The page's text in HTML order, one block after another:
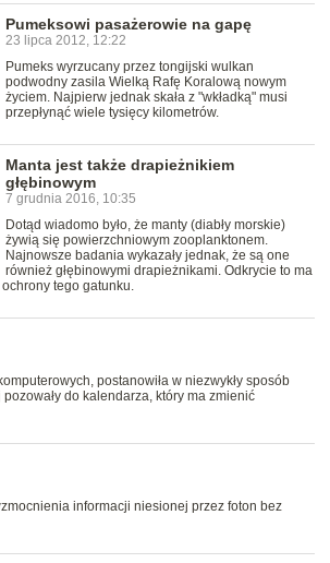
Pumeksowi pasażerowie na gapę
23 lipca 2012, 12:22
Pumeks wyrzucany przez tongijski wulkan
podwodny zasila Wielką Rafę Koralową nowym
życiem. Najpierw jednak skała z "wkładką" musi
przepłynąć wiele tysięcy kilometrów.
Manta jest także drapieżnikiem
głębinowym
7 grudnia 2016, 10:35
Dotąd wiadomo było, że manty (diabły morskie)
żywią się powierzchniowym zooplanktonem.
Najnowsze badania wykazały jednak, że są one
również głębinowymi drapieżnikami. Odkrycie to ma
tego gatunku.
postanowiła w niezwykły sposób
do kalendarza, który ma zmienić
informacji niesionej przez foton bez